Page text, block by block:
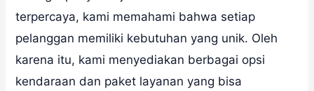
terpercaya, kami memahami bahwa setiap
pelanggan memiliki kebutuhan yang unik. Oleh
karena itu, kami menyediakan berbagai opsi
kendaraan dan paket layanan yang bisa